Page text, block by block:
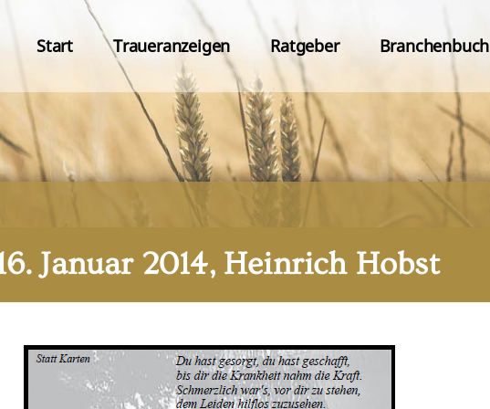
Start Traueranzeigen Ratgeber Branchenbuch
Januar 2014, Heinrich Hobst